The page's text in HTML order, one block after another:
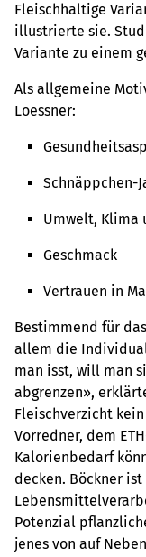
Fleischhaltige
illustrierte sie.
Variante zu einem
Als allgemeine
Loessner:
Schnäppchen-
Umwelt, Klima
Geschmack
Vertrauen in
Bestimmend für
allem die
man isst, will man
abgrenzen»,
Fleischverzicht
Vorredner, dem
Kalorienbedarf
decken. Böckner
Potenzial
jenes von auf